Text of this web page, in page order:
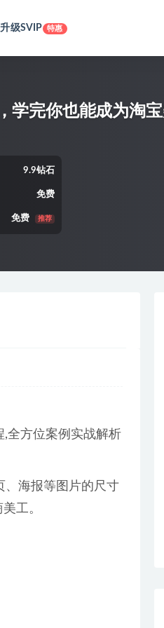
升级SVIP 特惠
学完你也能成为淘
9.9钻石
免费
免费 推荐
全方位案例实战解析
、海报等图片的尺寸
工。